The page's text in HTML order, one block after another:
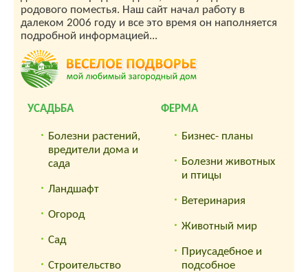
родового поместья. Наш сайт начал работу в
далеком 2006 году и все это время он наполняется
подробной информацией...
УСАДЬБА
Болезни растений,
вредители дома и
сада
Ландшафт
Огород
Сад
Строительство
ФЕРМА
Бизнес- планы
Болезни животных
и птицы
Ветеринария
Животный мир
Приусадебное и
подсобное